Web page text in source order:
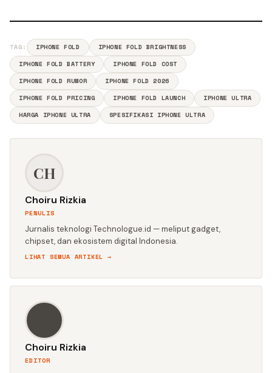
TAG: IPHONE FOLD
IPHONE FOLD BRIGHTNESS
IPHONE FOLD BATTERY
IPHONE FOLD COST
IPHONE FOLD RUMOR
IPHONE FOLD 2026
IPHONE FOLD PRICING
IPHONE FOLD LAUNCH
IPHONE ULTRA
HARGA IPHONE ULTRA
SPESIFIKASI IPHONE ULTRA
CH
Choiru Rizkia
PENULIS
Jurnalis teknologi Technologue.id — meliput gadget,
chipset, dan ekosistem digital Indonesia.
LIHAT SEMUA ARTIKEL →
Choiru Rizkia
EDITOR